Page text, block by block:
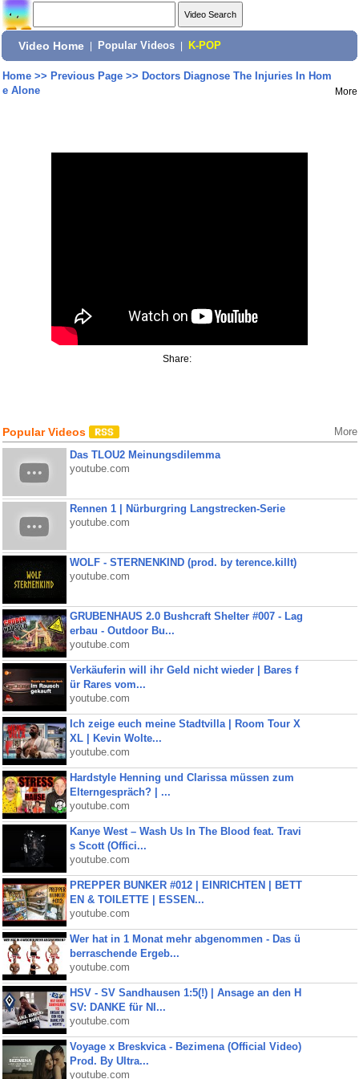
Video Home Popular Videos K-POP
Home>> Previous Page>> Doctors Diagnose The Injuries In Hom
e Alone
More
Share:
Popular Videos More
Das TLOU2 Meinungsdilemma
youtube.com
Rennen 1 | Nürburgring Langstrecken-Serie
youtube.com
WOLF - STERNENKIND (prod. by terence.killt)
youtube.com
GRUBENHAUS 2.0 Bushcraft Shelter #007 - Lag
erbau - Outdoor Bu...
youtube.com
Verkäuferin will ihr Geld nicht wieder | Bares f
ür Rares vom...
youtube.com
Ich zeige euch meine Stadtvilla | Room Tour X
XL | Kevin Wolte...
youtube.com
Hardstyle Henning und Clarissa müssen zum
Elterngespräch? | ...
youtube.com
Kanye West – Wash Us In The Blood feat. Travi
s Scott (Offici...
youtube.com
PREPPER BUNKER #012 | EINRICHTEN | BETT
EN & TOILETTE | ESSEN...
youtube.com
Wer hat in 1 Monat mehr abgenommen - Das ü
berraschende Ergeb...
youtube.com
HSV - SV Sandhausen 1:5(!) | Ansage an den H
SV: DANKE für NI...
youtube.com
Voyage x Breskvica - Bezimena (Official Video)
Prod. By Ultra...
youtube.com